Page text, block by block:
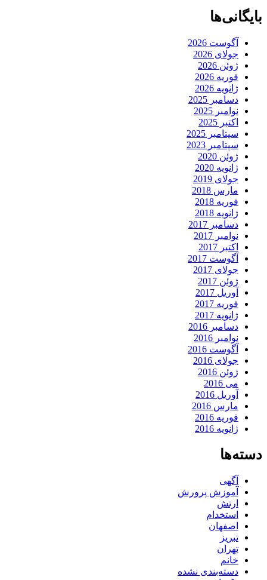
بایگانی‌ها
آگوست 2026
جولای 2026
ژوئن 2026
فوریه 2026
ژانویه 2026
دسامبر 2025
نوامبر 2025
اکتبر 2025
سپتامبر 2025
سپتامبر 2023
ژوئن 2020
ژانویه 2020
جولای 2019
مارس 2018
فوریه 2018
ژانویه 2018
دسامبر 2017
نوامبر 2017
اکتبر 2017
آگوست 2017
جولای 2017
ژوئن 2017
آوریل 2017
فوریه 2017
ژانویه 2017
دسامبر 2016
نوامبر 2016
آگوست 2016
جولای 2016
ژوئن 2016
می 2016
آوریل 2016
مارس 2016
فوریه 2016
ژانویه 2016
دسته‌ها
آگهی
آموزش پرورش
ارتش
استخدام
اصفهان
تبریز
تهران
خانم
دسته‌بندی نشده